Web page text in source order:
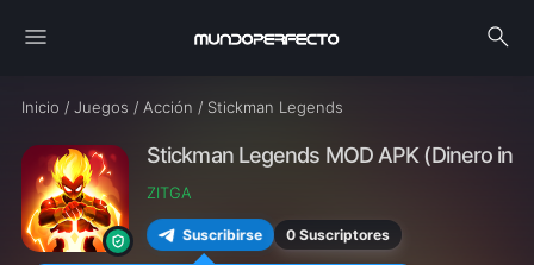
menu search
Inicio / Juegos / Acción / Stickman Legends
Stickman Legends MOD APK (Dinero
ZITGA
Suscribirse 0 Suscriptores